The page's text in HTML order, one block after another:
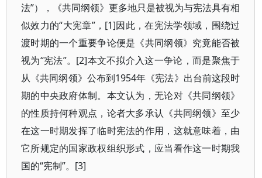
法”），《共同纲领》更多地只是被视为与宪法具有相
似效力的“大宪章”，[1]因此，在宪法学领域，围绕过
渡时期的一个重要争论便是《共同纲领》究竟能否被
视为“宪法”。[2]本文不拟介入这一争论，而是聚焦于
从《共同纲领》公布到1954年《宪法》出台前这段时
期的中央政府体制。本文认为，无论对《共同纲领》
的性质持何种观点，论者大多承认《共同纲领》至少
在这一时期发挥了临时宪法的作用，这就意味着，由
它所规定的国家政权组织形式，应当看作这一时期我
国的“宪制”。[3]